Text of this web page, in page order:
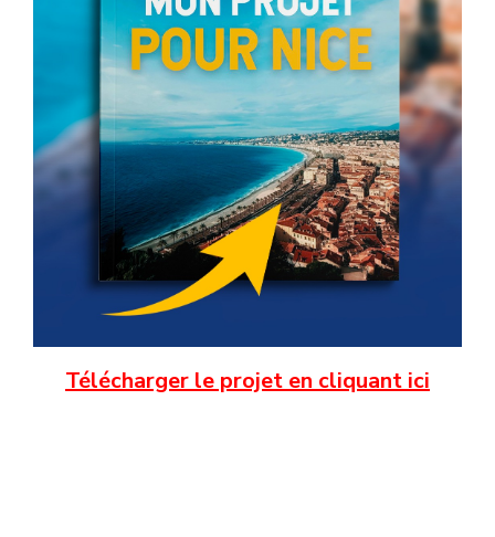
Télécharger le projet en cliquant ici